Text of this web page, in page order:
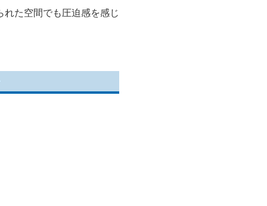
た空間でも圧迫感を感じ